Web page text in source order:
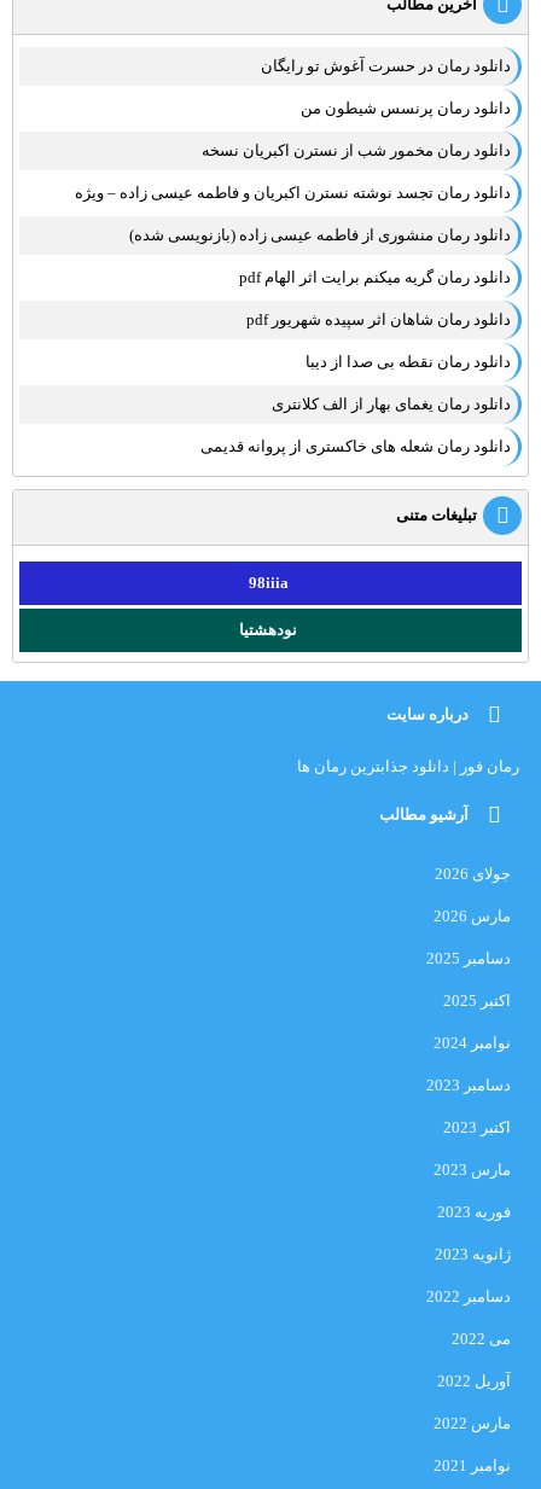
آخرین مطالب
دانلود رمان در حسرت آغوش تو رایگان
دانلود رمان پرنسس شیطون من
دانلود رمان مخمور شب از نسترن اکبریان نسخه
دانلود رمان تجسد نوشته نسترن اکبریان و فاطمه عیسی زاده – ویژه
دانلود رمان منشوری از فاطمه عیسی زاده (بازنویسی شده)
دانلود رمان گریه میکنم برایت اثر الهام pdf
دانلود رمان شاهان اثر سپیده شهریور pdf
دانلود رمان نقطه بی صدا از دیبا
دانلود رمان یغمای بهار از الف کلانتری
دانلود رمان شعله های خاکستری از پروانه قدیمی
تبلیغات متنی
98iiia
نودهشتیا
درباره سایت
رمان فور | دانلود جذابترین رمان ها
آرشیو مطالب
جولای 2026
مارس 2026
دسامبر 2025
اکتبر 2025
نوامبر 2024
دسامبر 2023
اکتبر 2023
مارس 2023
فوریه 2023
ژانویه 2023
دسامبر 2022
می 2022
آوریل 2022
مارس 2022
نوامبر 2021